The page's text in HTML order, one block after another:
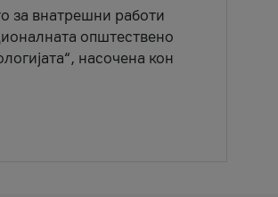
за внатрешни работи
општествено
насочена кон